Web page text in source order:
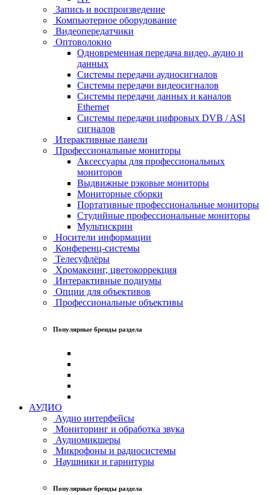
Запись и воспроизведение
Компьютерное оборудование
Видеопередатчики
Оптоволокно
Одновременная передача видео, аудио и
данных
Системы передачи аудиосигналов
Системы передачи видеосигналов
Системы передачи данных и каналов
Ethernet
Системы передачи цифровых DVB / ASI
сигналов
Итерактивные панели
Профессиональные мониторы
Аксессуары для профессиональных
мониторов
Выдвижные рэковые мониторы
Мониторные сборки
Портативные профессиональные мониторы
Студийные профессиональные мониторы
Мультискрин
Носители информации
Конференц-системы
Телесуфлёры
Хромакеинг, цветокоррекция
Интерактивные подиумы
Опции для объективов
Профессиональные объективы
Популярные бренды раздела
АУДИО
Аудио интерфейсы
Мониторинг и обработка звука
Аудиомикшеры
Микрофоны и радиосистемы
Наушники и гарнитуры
Популярные бренды раздела